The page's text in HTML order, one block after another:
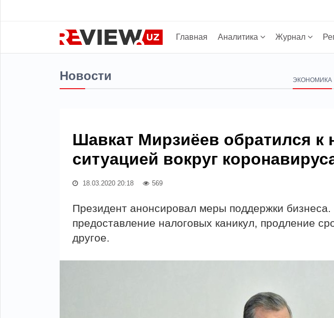
Главная Аналитика Журнал
Новости ЭКОНОМИКА
Шавкат Мирзиёев обратился к
ситуацией вокруг
18.03.2020 20:18 569
Президент анонсировал меры поддержки
предоставление налоговых каникул, продление
другое.